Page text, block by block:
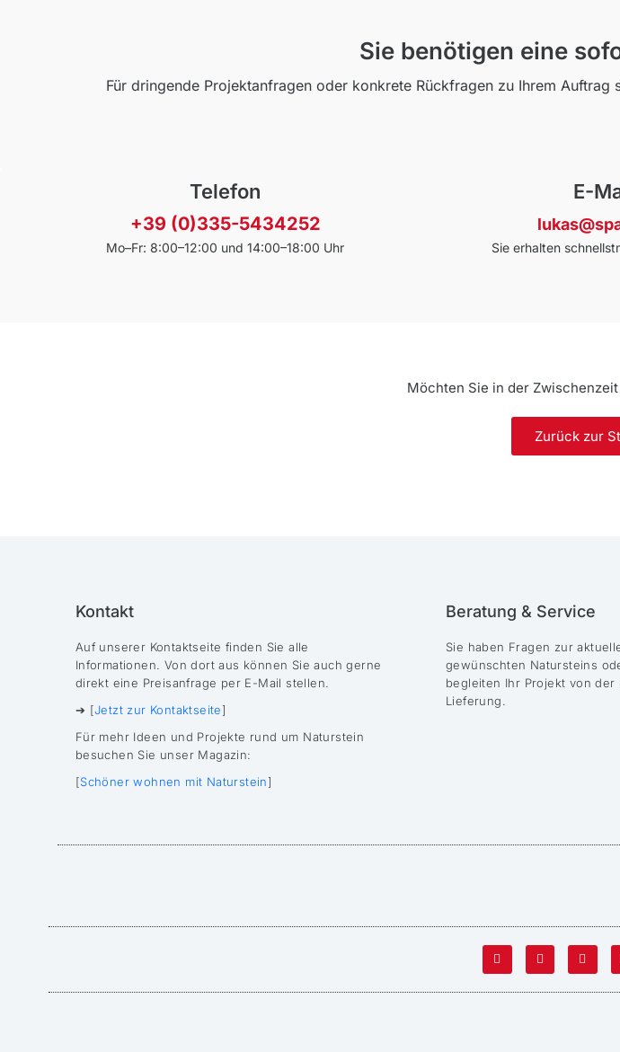
Sie benötigen eine
Für dringende Projektanfragen oder konkrete Rückfragen zu Ihrem
Telefon
+39 (0)335-5434252
Mo–Fr: 8:00–12:00 und 14:00–18:00 Uhr
E-
Sie erhalten
Möchten Sie in der
Zurück zur
Kontakt
Auf unserer Kontaktseite finden Sie alle
Informationen. Von dort aus können Sie auch gerne
direkt eine Preisanfrage per E-Mail stellen.
➔ [Jetzt zur Kontaktseite]
Für mehr Ideen und Projekte rund um Naturstein
besuchen Sie unser Magazin:
[Schöner wohnen mit Naturstein]
Beratung & Service
Sie haben Fragen zur
gewünschten Natursteins
begleiten Ihr Projekt von
Lieferung.